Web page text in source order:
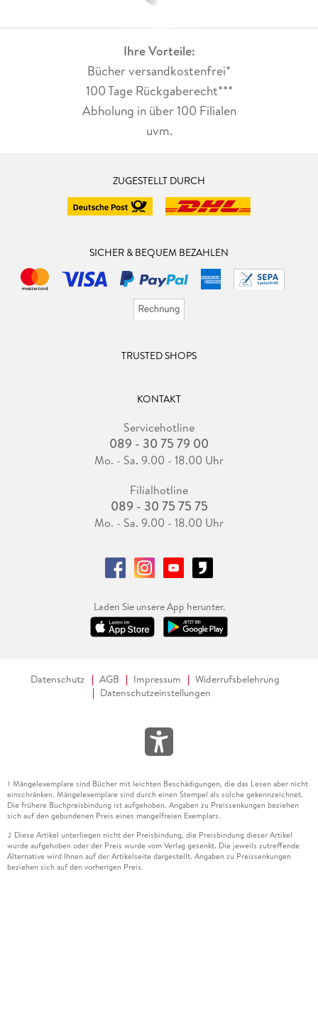
Ihre Vorteile:
Bücher versandkostenfrei*
100 Tage Rückgaberecht***
Abholung in über 100 Filialen
uvm.
ZUGESTELLT DURCH
SICHER & BEQUEM BEZAHLEN
TRUSTED SHOPS
KONTAKT
Servicehotline
089 - 30 75 79 00
Mo. - Sa. 9.00 - 18.00 Uhr
Filialhotline
089 - 30 75 75 75
Mo. - Sa. 9.00 - 18.00 Uhr
Laden Sie unsere App herunter.
Datenschutz AGB Impressum
Widerrufsbelehrung
Datenschutzeinstellungen
1 Mängelexemplare sind Bücher mit leichten Beschädigungen, die das Lesen aber nicht
einschränken. Mängelexemplare sind durch einen Stempel als solche gekennzeichnet.
Die frühere Buchpreisbindung ist aufgehoben. Angaben zu Preissenkungen beziehen
sich auf den gebundenen Preis eines mangelfreien Exemplars.
2 Diese Artikel unterliegen nicht der Preisbindung, die Preisbindung dieser Artikel
wurde aufgehoben oder der Preis wurde vom Verlag gesenkt. Die jeweils zutreffende
Alternative wird Ihnen auf der Artikelseite dargestellt. Angaben zu Preissenkungen
beziehen sich auf den vorherigen Preis.